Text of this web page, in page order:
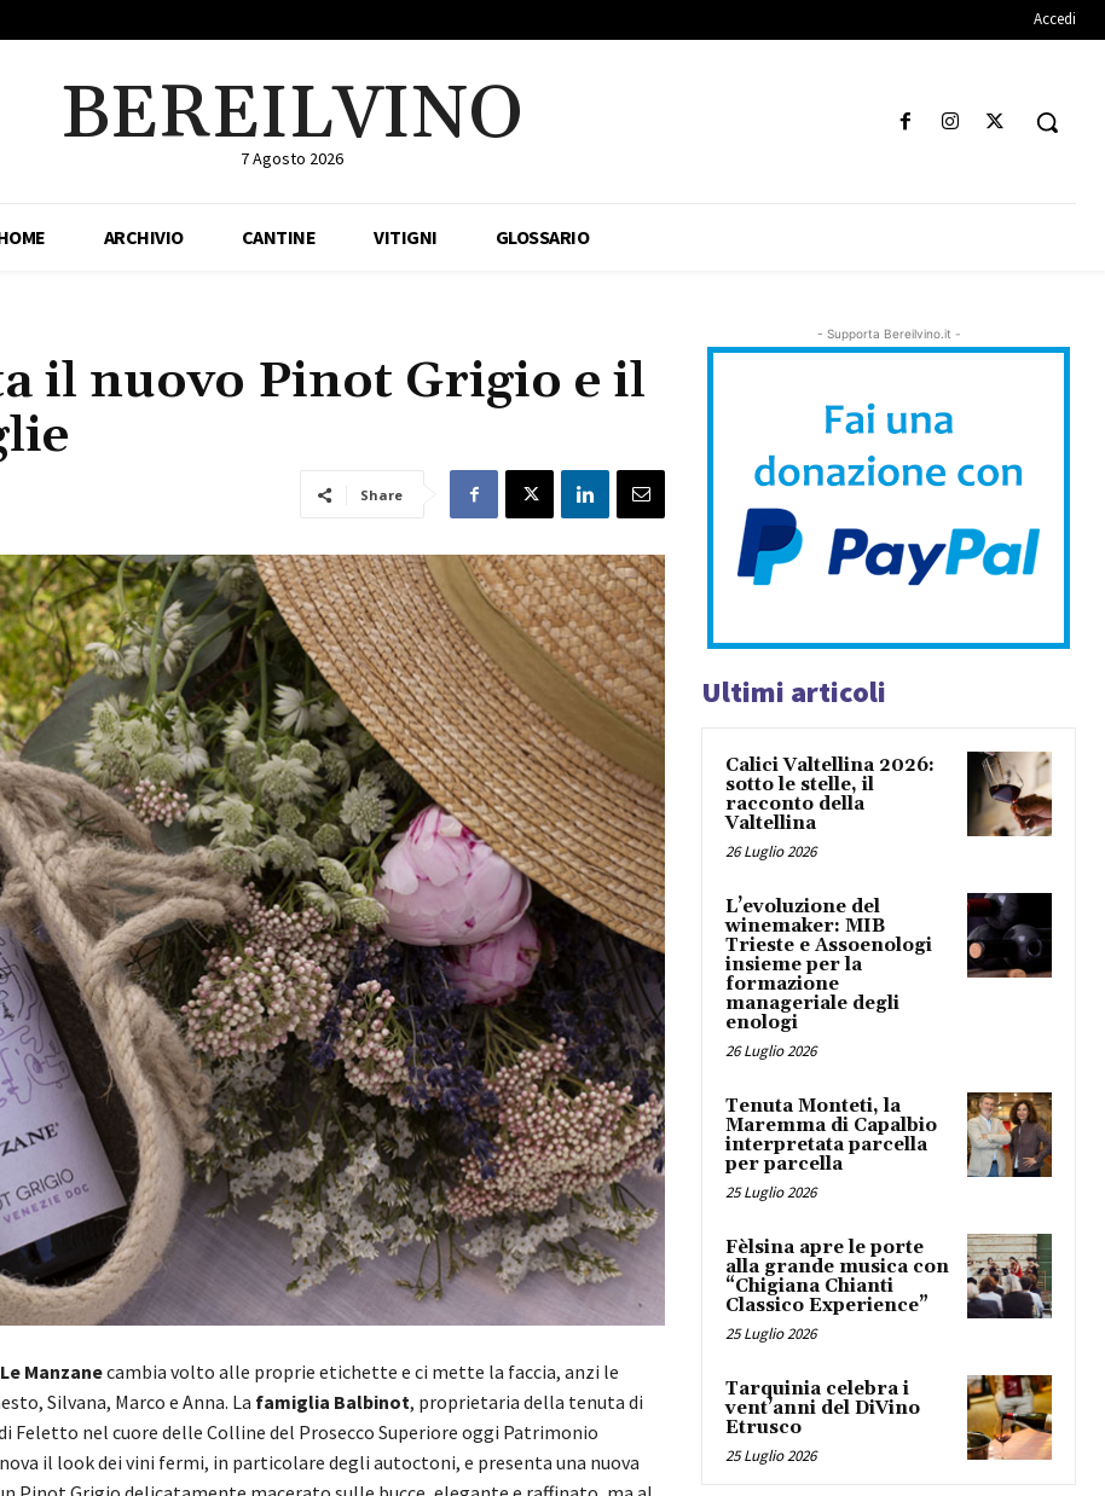
Accedi
BEREILVINO
7 Agosto 2026
ARCHIVIO CANTINE VITIGNI GLOSSARIO
il nuovo Pinot Grigio e il
Share
Manzanecambia volto alle proprie etichette e ci mette la faccia, anzi le
Silvana, Marco e Anna. La famiglia Balbinot, proprietaria della tenuta di
Feletto nel cuore delle Colline del Prosecco Superiore oggi Patrimonio
il look dei vini fermi, in particolare degli autoctoni, e presenta una nuova
- Supporta Bereilvino.it -
Ultimi articoli
Calici Valtellina 2026:
sotto le stelle, il
racconto della
Valtellina
26 Luglio 2026
L’evoluzione del
winemaker: MIB
Trieste e Assoenologi
insieme per la
formazione
manageriale degli
enologi
26 Luglio 2026
Tenuta Monteti, la
Maremma di Capalbio
interpretata parcella
per parcella
25 Luglio 2026
Fèlsina apre le porte
alla grande musica con
“Chigiana Chianti
Classico Experience”
25 Luglio 2026
Tarquinia celebra i
vent’anni del DiVino
Etrusco
25 Luglio 2026